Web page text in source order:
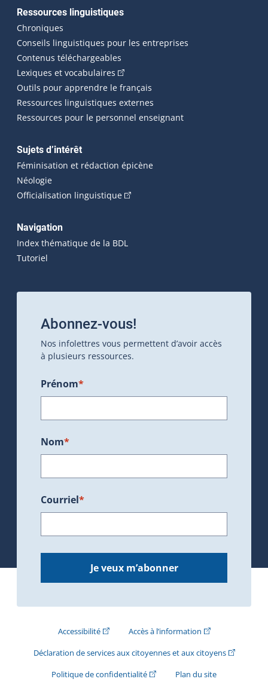
Ressources linguistiques
Chroniques
Conseils linguistiques pour les entreprises
Contenus téléchargeables
Lexiques et vocabulaires (Cet hyperlien externe s'ouvrira
Outils pour apprendre le français
Ressources linguistiques externes
Ressources pour le personnel enseignant
Sujets d’intérêt
Féminisation et rédaction épicène
Néologie
Officialisation linguistique(Cet hyperlien externe s'ouvrira
Navigation
Index thématique de la BDL
Tutoriel
Abonnez-vous!
Nos infolettres vous permettent d’avoir accès
à plusieurs ressources.
Prénom*
Nom*
Courriel*
Je veux m’abonner
Accessibilité(Cet hyperlien externe s'ouvrira dans une
Accès à l’information(Cet hyperlien
Déclaration de services aux citoyennes et aux citoyens(Cet
Politique de confidentialité(Cet hyperlien externe s'ouvrira
Plan du site